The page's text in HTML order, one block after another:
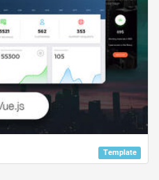
Template